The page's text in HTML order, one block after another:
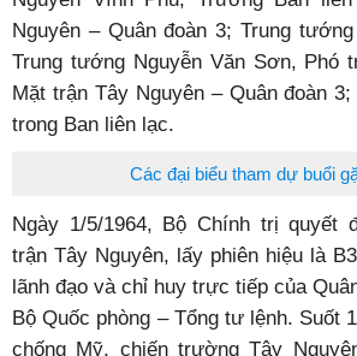
Nguyên – Quân đoàn 3; Trung
Trung tướng Nguyễn Văn Sơn, Phó
Mặt trận Tây Nguyên – Quân đoàn
trong Ban liên lạc.
Các đại biểu tham dự buổi
Ngày 1/5/1964, Bộ Chính trị quyết
trận Tây Nguyên, lấy phiên hiệu là
lãnh đạo và chỉ huy trực tiếp của
Bộ Quốc phòng – Tổng tư lệnh. Suốt
chống Mỹ, chiến trường Tây